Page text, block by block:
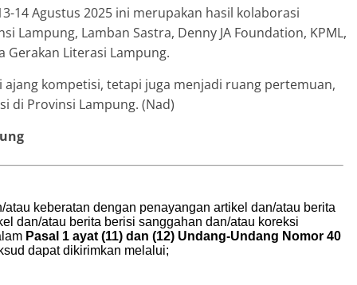
14 Agustus 2025 ini merupakan hasil kolaborasi
Lampung, Lamban Sastra, Denny JA Foundation, KPML,
Gerakan Literasi Lampung.
kompetisi, tetapi juga menjadi ruang pertemuan,
di Provinsi Lampung. (Nad)